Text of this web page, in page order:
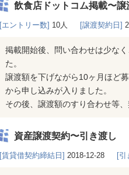
飲食店ドットコム掲載〜譲
[エントリー数] 10人 [譲渡契約日]
掲載開始後、問い合わせは少な
た。
譲渡額を下げながら10ヶ月ほど
から申し込みが入りました。
その後、譲渡額のすり合わせ等
資産譲渡契約〜引き渡し
[賃貸借契約締結日] 2018-12-28 [引